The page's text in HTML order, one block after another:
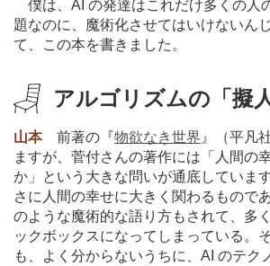
僕は、AI の発達はこれだけ多くの人
題なのに、魔術化させてはいけないん
て、この本を書きました。
アルゴリズムの「擬
山本前著の『物欲なき世界 』（平凡
ますが、菅付さんの著作には「人間の
か」という大きな問いが通底していま
さに人間の幸せに大きく関わるもので
のような魔術的な語り方もされて、多
ックボックスになってしまっている。
も、よく分からないうちに、AI のテク